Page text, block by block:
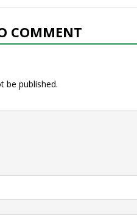
COMMENT
be published.